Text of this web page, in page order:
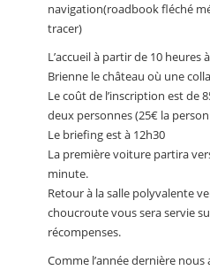
navigation(roadbook fléché
tracer)
L’accueil à partir de 10 heures
Brienne le château où une
Le coût de l’inscription est de
deux personnes (25€ la
Le briefing est à 12h30
La première voiture partira
minute.
Retour à la salle polyvalente
choucroute vous sera servie
récompenses.
Comme l’année dernière nous